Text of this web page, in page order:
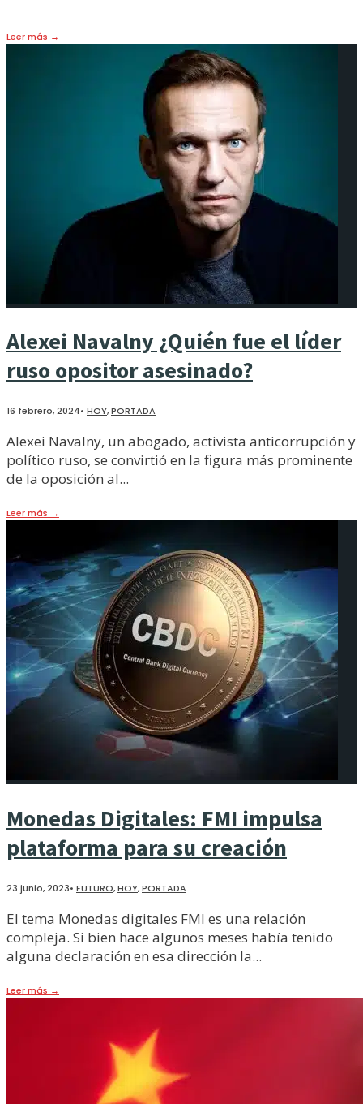
Leer más →
Alexei Navalny ¿Quién fue el líder
ruso opositor asesinado?
16 febrero, 2024• HOY,PORTADA
Alexei Navalny, un abogado, activista anticorrupción y
político ruso, se convirtió en la figura más prominente
de la oposición al...
Leer más →
Monedas Digitales: FMI impulsa
plataforma para su creación
23 junio, 2023• FUTURO,HOY,PORTADA
El tema Monedas digitales FMI es una relación
compleja. Si bien hace algunos meses había tenido
alguna declaración en esa dirección la...
Leer más →